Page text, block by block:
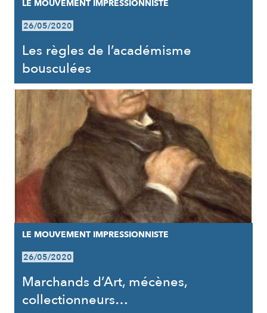
LE MOUVEMENT IMPRESSIONNISTE
26/05/2020
Les règles de l’académisme
bousculées
LE MOUVEMENT IMPRESSIONNISTE
26/05/2020
Marchands d’Art, mécènes,
collectionneurs…